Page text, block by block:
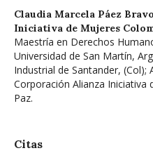
Claudia Marcela Páez
Iniciativa de Mujeres
Maestría en Derechos
Universidad de San Martín,
Industrial de Santander,
Corporación Alianza Iniciativa
Paz.
Citas